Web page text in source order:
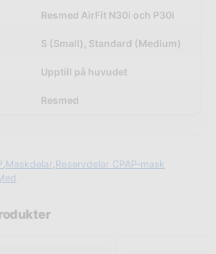
Resmed AirFit N30i och P30i
S (Small), Standard (Medium)
Upptill på huvudet
Resmed
Maskdelar Reservdelar CPAP-mask